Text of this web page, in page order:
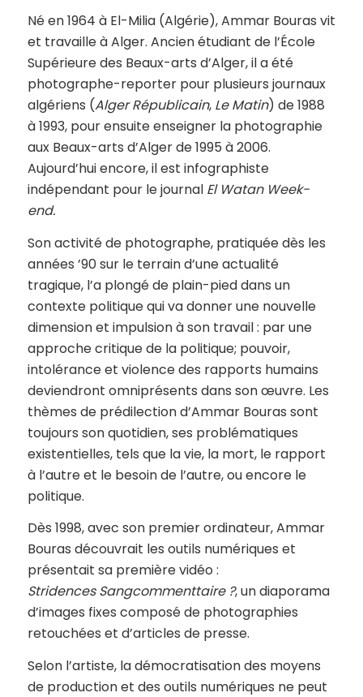
Né en 1964 à El-Milia (Algérie), Ammar Bouras vit
et travaille à Alger. Ancien étudiant de l’École
Supérieure des Beaux-arts d’Alger, il a été
photographe-reporter pour plusieurs journaux
algériens (Alger Républicain, Le Matin) de 1988
à 1993, pour ensuite enseigner la photographie
aux Beaux-arts d’Alger de 1995 à 2006.
Aujourd’hui encore, il est infographiste
indépendant pour le journal El Watan Week-
end.
Son activité de photographe, pratiquée dès les
années ’90 sur le terrain d’une actualité
tragique, l’a plongé de plain-pied dans un
contexte politique qui va donner une nouvelle
dimension et impulsion à son travail : par une
approche critique de la politique; pouvoir,
intolérance et violence des rapports humains
deviendront omniprésents dans son œuvre. Les
thèmes de prédilection d’Ammar Bouras sont
toujours son quotidien, ses problématiques
existentielles, tels que la vie, la mort, le rapport
à l’autre et le besoin de l’autre, ou encore le
politique.
Dès 1998, avec son premier ordinateur, Ammar
Bouras découvrait les outils numériques et
présentait sa première vidéo :
Stridences Sangcommenttaire ?, un diaporama
d’images fixes composé de photographies
retouchées et d’articles de presse.
Selon l’artiste, la démocratisation des moyens
de production et des outils numériques ne peut